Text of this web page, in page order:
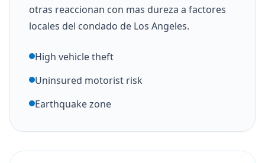
otras reaccionan con mas dureza a factores
locales del condado de Los Angeles.
High vehicle theft
Uninsured motorist risk
Earthquake zone